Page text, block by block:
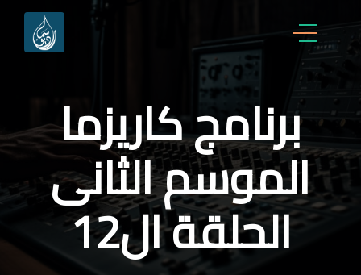
برنامج كاريزما
الموسم الثانى
الحلقة ال12